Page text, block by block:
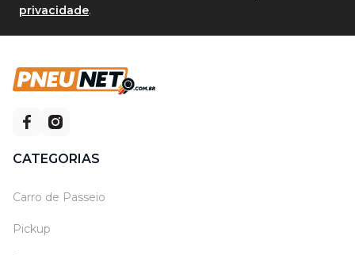
privacidade.
CATEGORIAS
Carro de Passeio
Pickup